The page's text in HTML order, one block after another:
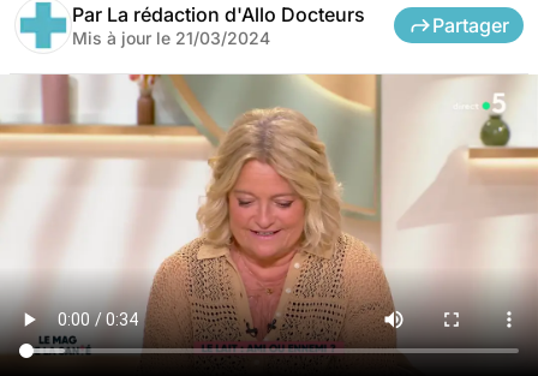
Par La rédaction d'Allo Docteurs
Mis à jour le 21/03/2024
Partager